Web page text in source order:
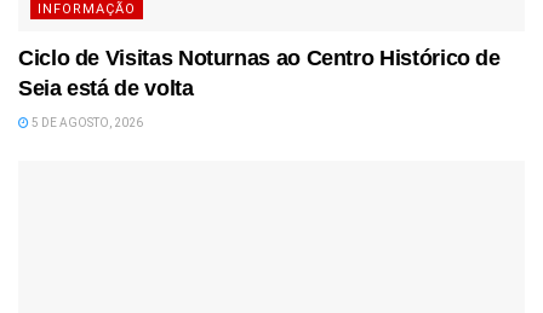
INFORMAÇÃO
Ciclo de Visitas Noturnas ao Centro Histórico de
Seia está de volta
5 DE AGOSTO, 2026